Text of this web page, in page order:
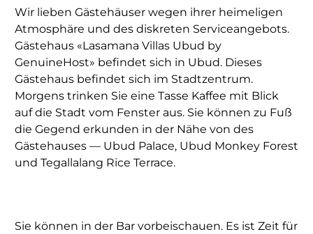
Wir lieben Gästehäuser wegen ihrer heimeligen
Atmosphäre und des diskreten Serviceangebots.
Gästehaus «Lasamana Villas Ubud by
GenuineHost» befindet sich in Ubud. Dieses
Gästehaus befindet sich im Stadtzentrum.
Morgens trinken Sie eine Tasse Kaffee mit Blick
auf die Stadt vom Fenster aus. Sie können zu Fuß
die Gegend erkunden in der Nähe von des
Gästehauses — Ubud Palace, Ubud Monkey Forest
und Tegallalang Rice Terrace.
Sie können in der Bar vorbeischauen. Es ist Zeit für